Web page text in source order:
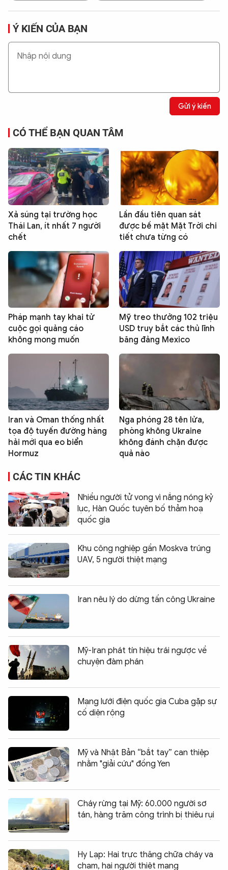
Ý KIẾN CỦA BẠN
Gửi ý kiến
CÓ THỂ BẠN QUAN TÂM
Xả súng tại trường học
Thái Lan, ít nhất 7 người
chết
Lần đầu tiên quan sát
được bề mặt Mặt Trời chi
tiết chưa từng có
Pháp mạnh tay khai tử
cuộc gọi quảng cáo
không mong muốn
Mỹ treo thưởng 102 triệu
USD truy bắt các thủ lĩnh
băng đảng Mexico
Iran và Oman thống nhất
tọa độ tuyến đường hàng
hải mới qua eo biển
Hormuz
Nga phóng 28 tên lửa,
phòng không Ukraine
không đánh chặn được
quả nào
CÁC TIN KHÁC
Nhiều người tử vong vì nắng nóng kỷ
lục, Hàn Quốc tuyên bố thảm hoạ
quốc gia
Khu công nghiệp gần Moskva trúng
UAV, 5 người thiệt mạng
Iran nêu lý do dừng tấn công Ukraine
Mỹ-Iran phát tín hiệu trái ngược về
chuyện đàm phán
Mạng lưới điện quốc gia Cuba gặp sự
cố diện rộng
Mỹ và Nhật Bản “bắt tay” can thiệp
nhằm "giải cứu" đồng Yen
Cháy rừng tại Mỹ: 60.000 người sơ
tán, hàng trăm công trình bị thiêu rụi
Hy Lạp: Hai trực thăng chữa cháy va
chạm, hai người thiệt mạng